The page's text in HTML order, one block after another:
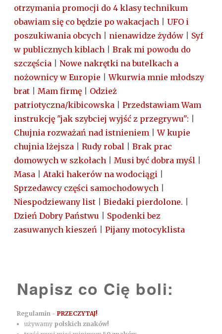
otrzymania promocji do 4 klasy technikum
obawiam się co będzie po wakacjach
UFO i
poszukiwania obcych
nienawidze żydów
Syf
w publicznych kiblach
Brak mi powodu do
szczęścia
Nowe nakrętki na butelkach a
nożownicy w Europie |Wkurwia mnie młodszy
brat
Mam firmę
Odzież
patriotyczna/kibicowska
Przedstawiam Wam
instrukcję "jak szybciej wyjść z przegrywu":
Chujnia rozważań nad istnieniem |W kupie
chujnia lżejsza
Rudy robal
Brak prac
domowych w szkołach
Musi być dobra myśl
Masa
Ataki hakerów na wodociągi
Sprzedawcy części samochodowych
Niespodziewany list
Biedaki pierdolone.
Dzień Dobry Państwu
Spodenki bez
zasuwanych kieszeń
Pijany motocyklista
Napisz co Cię boli:
Regulamin -PRZECZYTAJ!
używamy polskich znaków!